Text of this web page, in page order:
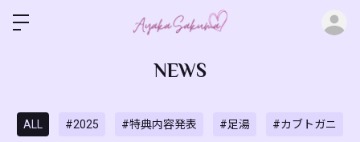
NEWS
ALL #2025 #特典内容発表 #足湯 #カブトガニ